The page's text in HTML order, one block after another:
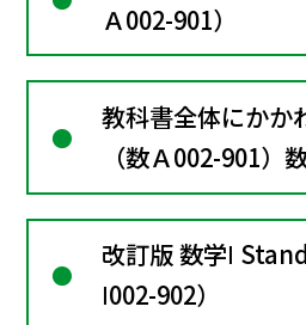
Ａ002-901）
教科書全体にかか
（数Ａ002-901）
Advanced
改訂版 数学Ⅰ
Ⅰ002-902）